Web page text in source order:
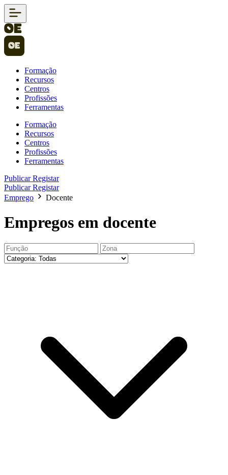
Formação
Recursos
Centros
Profissões
Ferramentas
Formação
Recursos
Centros
Profissões
Ferramentas
PublicarRegistar
PublicarRegistar
Emprego
Docente
Empregos em docente